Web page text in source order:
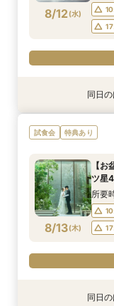
8/12(水)
特典あり
8/12(水 )
【お
邸宅*
特典あり
8/12(水 )
【30
数婚
同日
試食会 特典あり
8/13(木)
【
ツ星
所要
特典あり
特典あり同日